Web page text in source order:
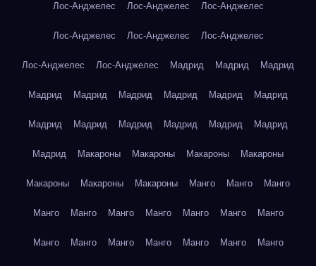
Лос-Анджелес Лос-Анджелес Лос-Анджелес
Лос-Анджелес Лос-Анджелес Лос-Анджелес
Лос-Анджелес Лос-Анджелес Мадрид Мадрид Мадрид
Мадрид Мадрид Мадрид Мадрид Мадрид Мадрид
Мадрид Мадрид Мадрид Мадрид Мадрид Мадрид
Мадрид Макароны Макароны Макароны Макароны
Макароны Макароны Макароны Манго Манго Манго
Манго Манго Манго Манго Манго Манго Манго
Манго Манго Манго Манго Манго Манго Манго